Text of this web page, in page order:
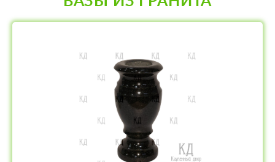
Воскресенье по договор.